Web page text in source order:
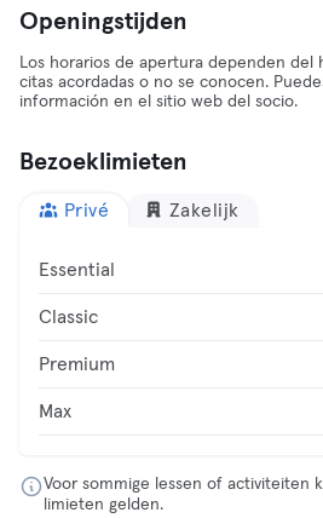
Openingstijden
Los horarios de apertura dependen del
citas acordadas o no se conocen.
información en el sitio web del socio.
Bezoeklimieten
Privé Zakelijk
Essential
Classic
Premium
Max
Voor sommige lessen of activiteiten
limieten gelden.